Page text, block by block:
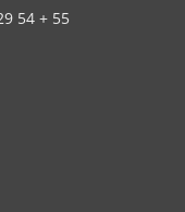
54 + 55